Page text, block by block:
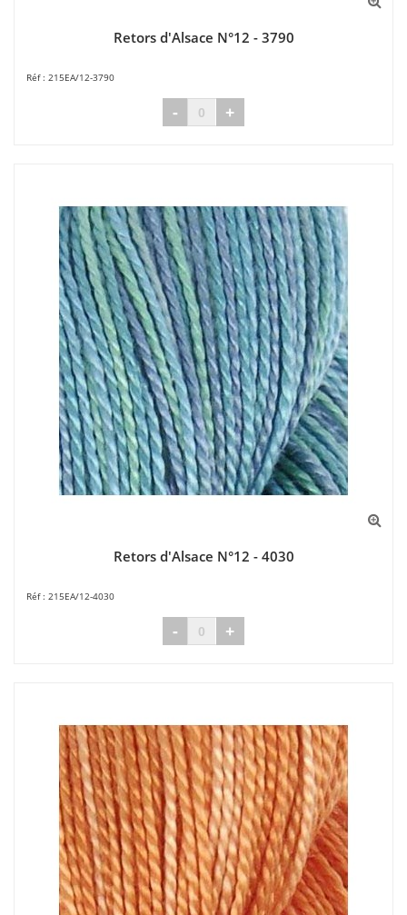
Retors d'Alsace N°12 - 3790
215EA/12-3790
- +
Retors d'Alsace N°12 - 4030
215EA/12-4030
- +